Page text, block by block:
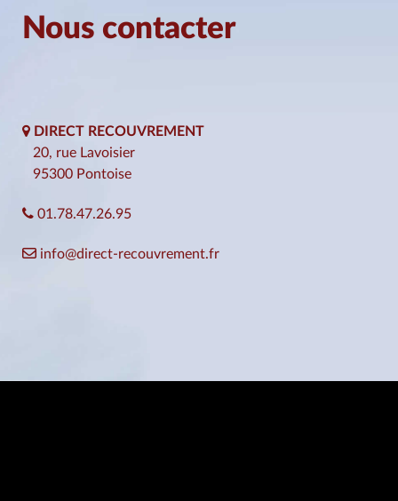
Nous contacter
DIRECT RECOUVREMENT
20, rue Lavoisier
95300 Pontoise
01.78.47.26.95
info@direct-recouvrement.fr